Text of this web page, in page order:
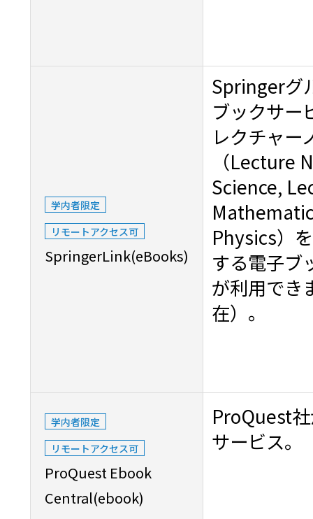
学内者限定
リモートアクセス可
SpringerLink(eBooks)
Springerグ
ブックサー
レクチャー
（Lecture
Science,
Physics）
する電子ブ
が利用でき
在）。
学内者限定
リモートアクセス可
ProQuest Ebook
Central(ebook)
ProQuest
サービス。